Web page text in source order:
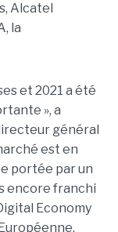
Alcatel
la
et 2021 a été
», a
général
est en
portée par un
encore franchi
Economy